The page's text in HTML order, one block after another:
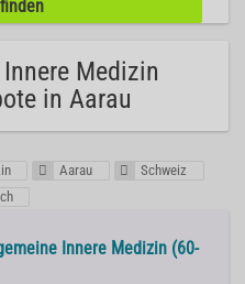
Medizin
in Aarau
Aarau
Schweiz
Innere Medizin (60-